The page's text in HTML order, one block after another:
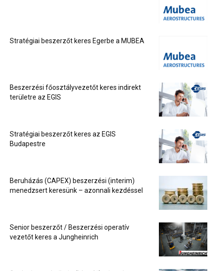
Stratégiai beszerzőt keres Egerbe a MUBEA
Beszerzési főosztályvezetőt keres indirekt
területre az EGIS
Stratégiai beszerzőt keres az EGIS
Budapestre
Beruházás (CAPEX) beszerzési (interim)
menedzsert keresünk – azonnali kezdéssel
Senior beszerzőt / Beszerzési operatív
vezetőt keres a Jungheinrich